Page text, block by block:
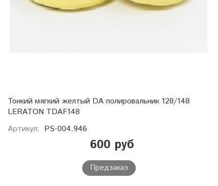
Тонкий мягкий желтый DA полировальник 128/148
LERATON TDAF148
Артикул: PS-004.946
600 руб
Предзаказ